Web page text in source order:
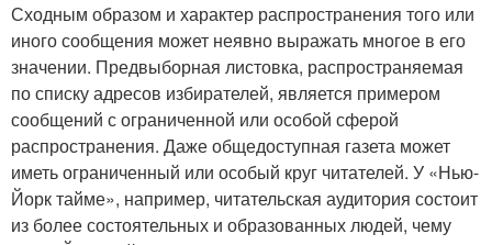
Сходным образом и характер распространения того или
иного сообщения может неявно выражать многое в его
значении. Предвыборная листовка, распространяемая
по списку адресов избирателей, является примером
сообщений с ограниченной или особой сферой
распространения. Даже общедоступная газета может
иметь ограниченный или особый круг читателей. У «Нью-
Йорк тайме», например, читательская аудитория состоит
из более состоятельных и образованных людей, чему